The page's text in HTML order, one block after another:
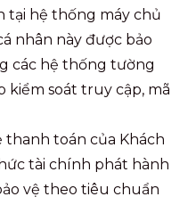
tại hệ thống máy chủ
nhân này được bảo
các hệ thống tường
kiểm soát truy cập, mã
toán của Khách
tài chính phát hành
vệ theo tiêu chuẩn